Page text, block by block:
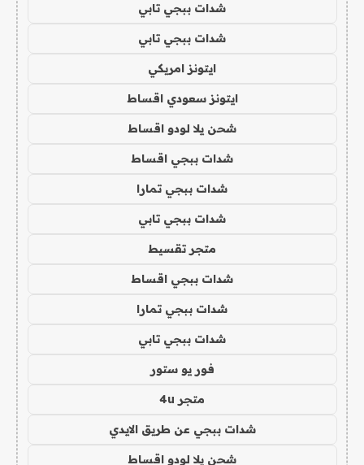
شدات ببجي تابي
شدات ببجي تابي
ايتونز امريكي
ايتونز سعودي اقساط
شحن يلا لودو اقساط
شدات ببجي اقساط
شدات ببجي تمارا
شدات ببجي تابي
متجر تقسيط
شدات ببجي اقساط
شدات ببجي تمارا
شدات ببجي تابي
فور يو ستور
متجر 4u
شدات ببجي عن طريق الايدي
شحن يلا لودو اقساط